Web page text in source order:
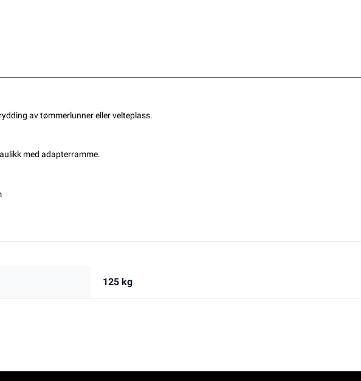
av tømmerlunner eller velteplass.
med adapterramme.
125 kg